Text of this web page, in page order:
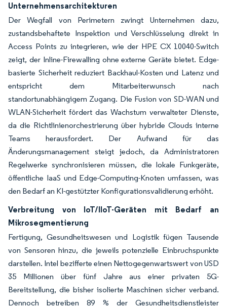
Unternehmensarchitekturen
Der Wegfall von Perimetern zwingt Unternehmen dazu,
zustandsbehaftete Inspektion und Verschlüsselung direkt in
Access Points zu integrieren, wie der HPE CX 10040-Switch
zeigt, der Inline-Firewalling ohne externe Geräte bietet. Edge-
basierte Sicherheit reduziert Backhaul-Kosten und Latenz und
entspricht dem Mitarbeiterwunsch nach
standortunabhängigem Zugang. Die Fusion von SD-WAN und
WLAN-Sicherheit fördert das Wachstum verwalteter Dienste,
da die Richtlinienorchestrierung über hybride Clouds interne
Teams herausfordert. Der Aufwand für das
Änderungsmanagement steigt jedoch, da Administratoren
Regelwerke synchronisieren müssen, die lokale Funkgeräte,
öffentliche IaaS und Edge-Computing-Knoten umfassen, was
den Bedarf an KI-gestützter Konfigurationsvalidierung erhöht.
Verbreitung von IoT/IIoT-Geräten mit Bedarf an
Mikrosegmentierung
Fertigung, Gesundheitswesen und Logistik fügen Tausende
von Sensoren hinzu, die jeweils potenzielle Einbruchspunkte
darstellen. Intel bezifferte einen Nettogegenwartswert von USD
35 Millionen über fünf Jahre aus einer privaten 5G-
Bereitstellung, die bisher isolierte Maschinen sicher verband.
Dennoch betreiben 89 % der Gesundheitsdienstleister